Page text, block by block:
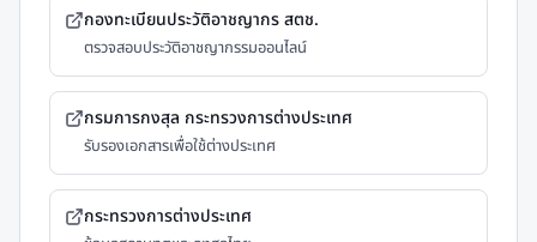
กองทะเบียนประวัติอาชญากร สตช.
ตรวจสอบประวัติอาชญากรรมออนไลน์
กรมการกงสุล กระทรวงการต่างประเทศ
รับรองเอกสารเพื่อใช้ต่างประเทศ
กระทรวงการต่างประเทศ